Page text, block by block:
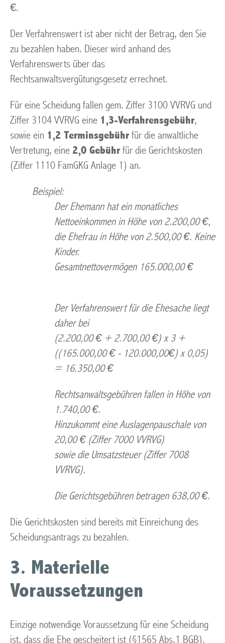
€.
Der Verfahrenswert ist aber nicht der Betrag, den Sie
zu bezahlen haben. Dieser wird anhand des
Verfahrenswerts über das
Rechtsanwaltsvergütungsgesetz errechnet.
Für eine Scheidung fallen gem. Ziffer 3100 VVRVG und
Ziffer 3104 VVRVG eine 1,3-Verfahrensgebühr,
sowie ein 1,2 Terminsgebühr für die anwaltliche
Vertretung, eine 2,0 Gebühr für die Gerichtskosten
(Ziffer 1110 FamGKG Anlage 1) an.
Beispiel:
Der Ehemann hat ein monatliches
Nettoeinkommen in Höhe von 2.200,00 €,
die Ehefrau in Höhe von 2.500,00 €. Keine
Kinder.
Gesamtnettovermögen 165.000,00 €
Der Verfahrenswert für die Ehesache liegt
daher bei
(2.200,00 € + 2.700,00 €) x 3 +
((165.000,00 € - 120.000,00€) x 0,05)
= 16.350,00 €
Rechtsanwaltsgebühren fallen in Höhe von
1.740,00 €.
Hinzukommt eine Auslagenpauschale von
20,00 € (Ziffer 7000 VVRVG)
sowie die Umsatzsteuer (Ziffer 7008
VVRVG).
Die Gerichtsgebühren betragen 638,00 €.
Die Gerichtskosten sind bereits mit Einreichung des
Scheidungsantrags zu bezahlen.
3. Materielle
Voraussetzungen
Einzige notwendige Voraussetzung für eine Scheidung
ist, dass die Ehe gescheitert ist (§1565 Abs.1 BGB).